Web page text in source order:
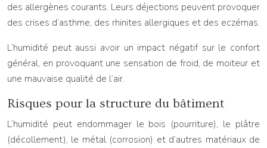
des allergènes courants. Leurs déjections peuvent provoquer
des crises d’asthme, des rhinites allergiques et des eczémas.
L’humidité peut aussi avoir un impact négatif sur le confort
général, en provoquant une sensation de froid, de moiteur et
une mauvaise qualité de l’air.
Risques pour la structure du bâtiment
L’humidité peut endommager le bois (pourriture), le plâtre
(décollement), le métal (corrosion) et d’autres matériaux de